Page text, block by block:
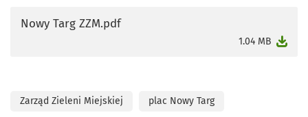
Nowy Targ ZZM.pdf
1.04 MB
Zarząd Zieleni Miejskiej plac Nowy Targ